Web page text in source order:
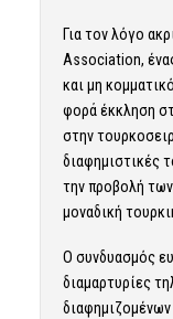
Για τον λόγο
Association,
και μη
φορά έκκληση
στην
διαφημιστικές
την προβολή
μοναδική
Ο συνδυασμός
διαμαρτυρίες